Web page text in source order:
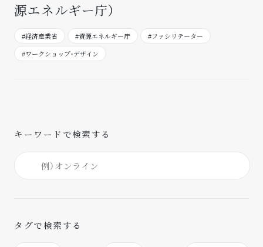
源エネルギー庁）
#経済産業省 #資源エネルギー庁
#ファシリテーター
#ワークショップ・デザイン
キーワードで検索する
タグで検索する